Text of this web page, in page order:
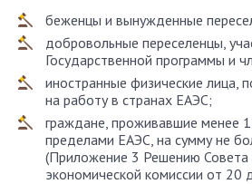
беженцы и вынужденные
добровольные переселенцы,
Государственной программы и
иностранные физические лица,
на работу в странах ЕАЭС;
граждане, проживавшие менее
пределами ЕАЭС, на сумму не
(Приложение 3 Решению Совета
экономической комиссии от 20